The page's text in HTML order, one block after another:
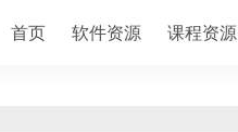
首页 软件资源 课程资源